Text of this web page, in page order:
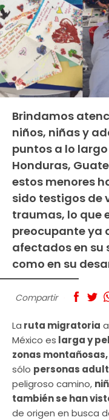
Brindamos
niños, niñas y
puntos a lo
Honduras,
estos menores
sido testigos de
traumas, lo que
preocupante ya
afectados en su
como en su
Compartir
La ruta migratoria
México es larga y
zonas
sólo personas
peligroso camino,
también se han
de origen en busca